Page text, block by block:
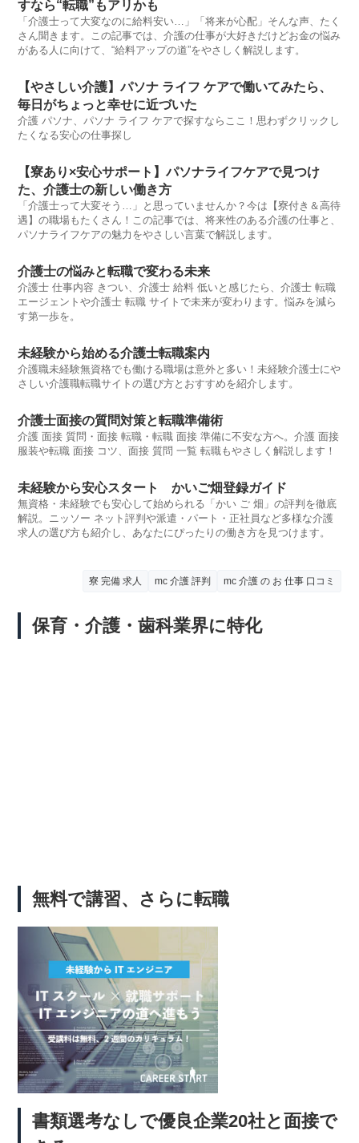
すなら“転職”もアリかも
「介護士って大変なのに給料安い…」「将来が心配」そんな声、たく
さん聞きます。この記事では、介護の仕事が大好きだけどお金の悩み
がある人に向けて、“給料アップの道”をやさしく解説します。
【やさしい介護】パソナ ライフ ケアで働いてみたら、
毎日がちょっと幸せに近づいた
介護 パソナ、パソナ ライフ ケアで探すならここ！思わずクリックし
たくなる安心の仕事探し
【寮あり×安心サポート】パソナライフケアで見つけ
た、介護士の新しい働き方
「介護士って大変そう…」と思っていませんか？今は【寮付き＆高待
遇】の職場もたくさん！この記事では、将来性のある介護の仕事と、
パソナライフケアの魅力をやさしい言葉で解説します。
介護士の悩みと転職で変わる未来
介護士 仕事内容 きつい、介護士 給料 低いと感じたら、介護士 転職
エージェントや介護士 転職 サイトで未来が変わります。悩みを減ら
す第一歩を。
未経験から始める介護士転職案内
介護職未経験無資格でも働ける職場は意外と多い！未経験介護士にや
さしい介護職転職サイトの選び方とおすすめを紹介します。
介護士面接の質問対策と転職準備術
介護 面接 質問・面接 転職・転職 面接 準備に不安な方へ。介護 面接
服装や転職 面接 コツ、面接 質問 一覧 転職もやさしく解説します！
未経験から安心スタート かいご畑登録ガイド
無資格・未経験でも安心して始められる「かい ご 畑」の評判を徹底
解説。ニッソー ネット評判や派遣・パート・正社員など多様な介護
求人の選び方も紹介し、あなたにぴったりの働き方を見つけます。
寮 完備 求人 mc 介護 評判 mc 介護 の お 仕事 口コミ
保育・介護・歯科業界に特化
無料で講習、さらに転職
書類選考なしで優良企業20社と面接で